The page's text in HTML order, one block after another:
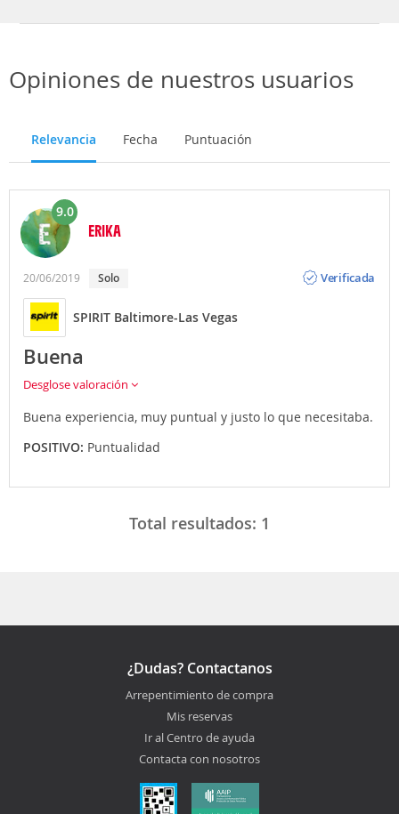
Opiniones de nuestros usuarios
Relevancia Fecha Puntuación
9.0
ERIKA
20/06/2019 Solo
Verificada
SPIRIT Baltimore-Las Vegas
Buena
Desglose valoración
Buena experiencia, muy puntual y justo lo que necesitaba.
POSITIVO: Puntualidad
Total resultados: 1
¿Dudas? Contactanos
Arrepentimiento de compra
Mis reservas
Ir al Centro de ayuda
Contacta con nosotros